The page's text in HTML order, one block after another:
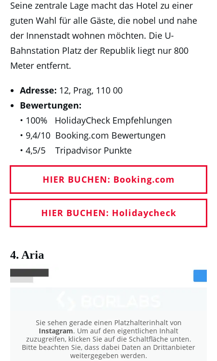
Seine zentrale Lage macht das Hotel zu einer
guten Wahl für alle Gäste, die nobel und nahe
der Innenstadt wohnen möchten. Die U-
Bahnstation Platz der Republik liegt nur 800
Meter entfernt.
Adresse: 12, Prag, 110 00
Bewertungen:
• 100% HolidayCheck Empfehlungen
• 9,4/10 Booking.com Bewertungen
• 4,5/5 Tripadvisor Punkte
HIER BUCHEN: Booking.com
HIER BUCHEN: Holidaycheck
4. Aria
Sie sehen gerade einen Platzhalterinhalt von
Instagram. Um auf den eigentlichen Inhalt
zuzugreifen, klicken Sie auf die Schaltfläche unten.
Bitte beachten Sie, dass dabei Daten an Drittanbieter
weitergegeben werden.